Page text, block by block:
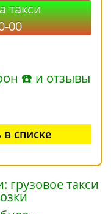
такси
00
☎ и отзывы
списке